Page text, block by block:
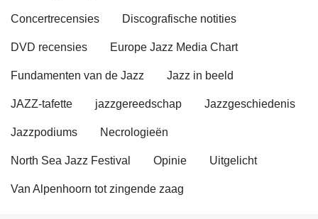
Concertrecensies Discografische notities
DVD recensies Europe Jazz Media Chart
Fundamenten van de Jazz Jazz in beeld
JAZZ-tafette jazzgereedschap Jazzgeschiedenis
Jazzpodiums Necrologieën
North Sea Jazz Festival Opinie Uitgelicht
Van Alpenhoorn tot zingende zaag